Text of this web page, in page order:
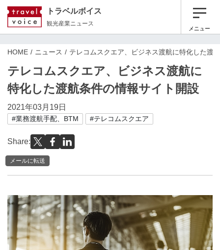
トラベルボイス
観光産業ニュース
メニュー
HOME ニュース テレコムスクエア、ビジネス渡航に特化した渡
テレコムスクエア、ビジネス渡航に
特化した渡航条件の情報サイト開設
2021年03月19日
#業務渡航手配、BTM #テレコムスクエア
Share:
メールに転送